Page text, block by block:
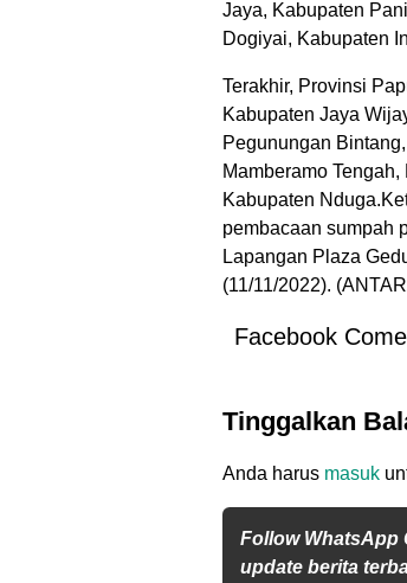
Jaya, Kabupaten
Dogiyai, Kabupaten
Terakhir, Provinsi
Kabupaten Jaya
Pegunungan
Mamberamo
Kabupaten
pembacaan sumpah
Lapangan Plaza
(11/11/2022).
Facebook
Tinggalkan
Anda harus masuk
Follow WhatsApp
update berita